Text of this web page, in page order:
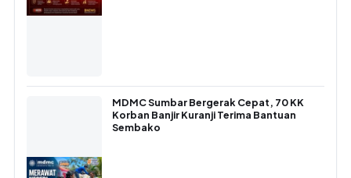
MDMC Sumbar Bergerak Cepat, 70 KK
Korban Banjir Kuranji Terima Bantuan
Sembako